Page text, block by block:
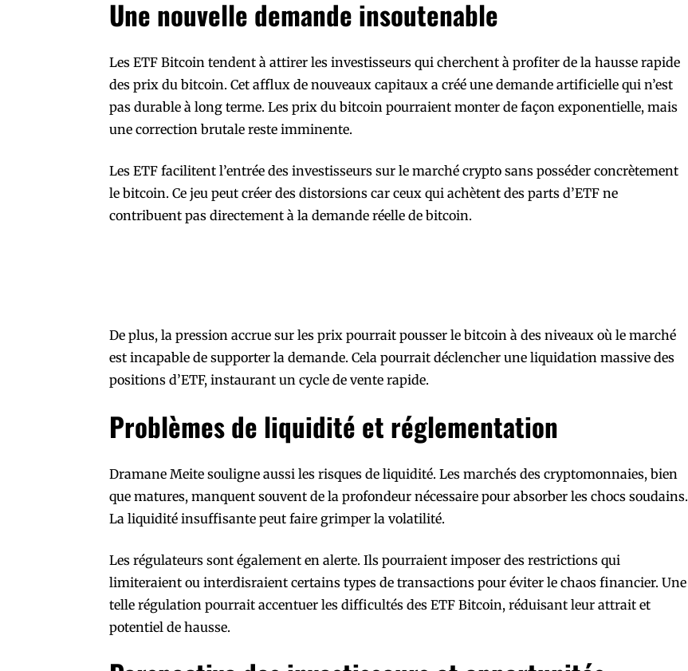
Une nouvelle demande insoutenable
Les ETF Bitcoin tendent à attirer les investisseurs qui cherchent à profiter de la hausse rapide
des prix du bitcoin. Cet afflux de nouveaux capitaux a créé une demande artificielle qui n’est
pas durable à long terme. Les prix du bitcoin pourraient monter de façon exponentielle, mais
une correction brutale reste imminente.
Les ETF facilitent l’entrée des investisseurs sur le marché crypto sans posséder concrètement
le bitcoin. Ce jeu peut créer des distorsions car ceux qui achètent des parts d’ETF ne
contribuent pas directement à la demande réelle de bitcoin.
De plus, la pression accrue sur les prix pourrait pousser le bitcoin à des niveaux où le marché
est incapable de supporter la demande. Cela pourrait déclencher une liquidation massive des
positions d’ETF, instaurant un cycle de vente rapide.
Problèmes de liquidité et réglementation
Dramane Meite souligne aussi les risques de liquidité. Les marchés des cryptomonnaies, bien
que matures, manquent souvent de la profondeur nécessaire pour absorber les chocs soudains.
La liquidité insuffisante peut faire grimper la volatilité.
Les régulateurs sont également en alerte. Ils pourraient imposer des restrictions qui
limiteraient ou interdisraient certains types de transactions pour éviter le chaos financier. Une
telle régulation pourrait accentuer les difficultés des ETF Bitcoin, réduisant leur attrait et
potentiel de hausse.